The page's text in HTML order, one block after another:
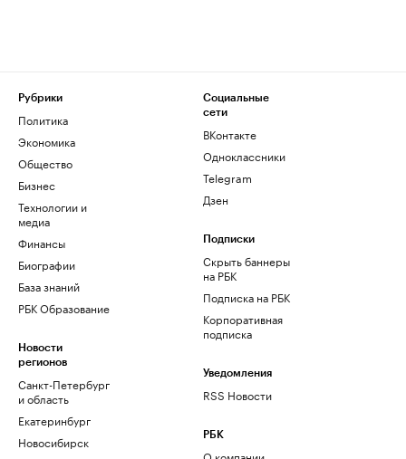
Рубрики
Политика
Экономика
Общество
Бизнес
Технологии и
медиа
Финансы
Биографии
База знаний
РБК Образование
Новости
регионов
Санкт-Петербург
и область
Екатеринбург
Новосибирск
Социальные
сети
ВКонтакте
Одноклассники
Telegram
Дзен
Подписки
Скрыть баннеры
на РБК
Подписка на РБК
Корпоративная
подписка
Уведомления
RSS Новости
РБК